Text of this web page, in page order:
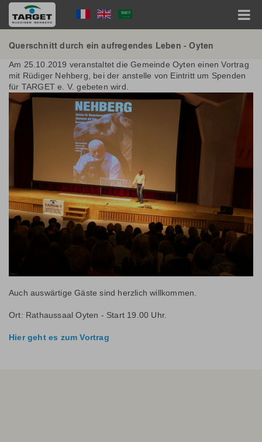
Direkt
zum
Inhalt
Language
Menu
Hauptnavigation
Querschnitt durch ein aufregendes Leben - Oyten
Am 25.10.2019 veranstaltet die Gemeinde Oyten einen Vortrag
mit Rüdiger Nehberg, bei der anstelle von Eintritt um Spenden
für TARGET e. V. gebeten wird.
Auch auswärtige Gäste sind herzlich willkommen.
Ort: Rathaussaal Oyten - Start 19.00 Uhr.
Hier geht es zum Vortrag